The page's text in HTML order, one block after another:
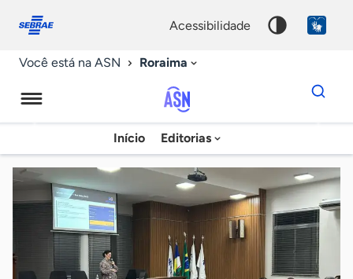
conosco
acessibilidade
Você está na ASN Roraima
Agência
Sebrae
de
Notícias
Início Editorias
Dados
para
chave